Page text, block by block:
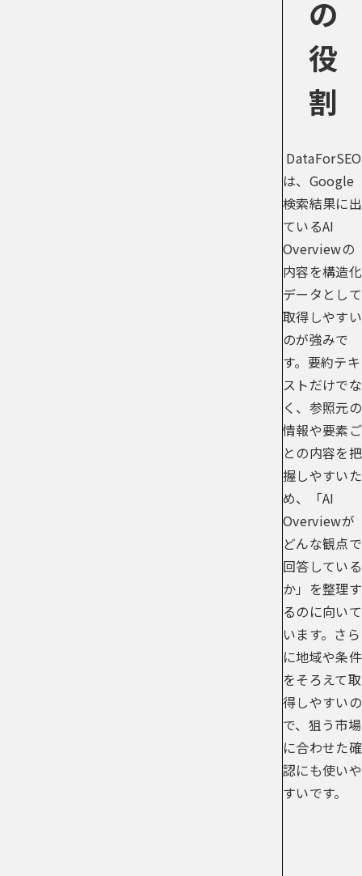
の
役
割
DataForSEO
は、Google
検索結果に出
ているAI
Overviewの
内容を構造化
データとして
取得しやすい
のが強みで
す。要約テキ
ストだけでな
く、参照元の
情報や要素ご
との内容を把
握しやすいた
め、「AI
Overviewが
どんな観点で
回答している
か」を整理す
るのに向いて
います。さら
に地域や条件
をそろえて取
得しやすいの
で、狙う市場
に合わせた確
認にも使いや
すいです。